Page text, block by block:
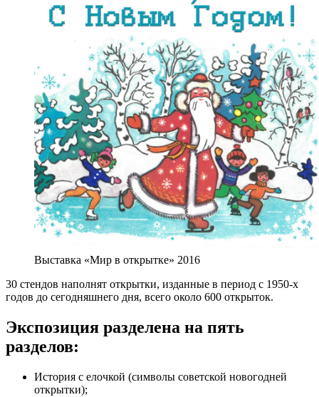
Выставка «Мир в открытке» 2016
30 стендов наполнят открытки, изданные в период с 1950-х
годов до сегодняшнего дня, всего около 600 открыток.
Экспозиция разделена на пять
разделов:
История с елочкой (символы советской новогодней
открытки);